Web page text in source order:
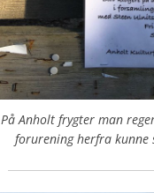
På Anholt frygter man
forurening herfra kunne